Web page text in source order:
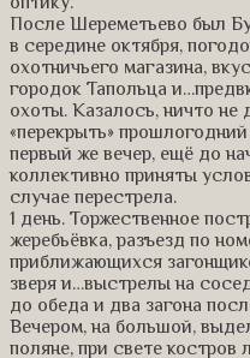
После Шереметьево был
в середине октября,
охотничьего магазина,
городок Тапольца
охоты. Казалось, ничто
«перекрыть»
первый же вечер, ещё до
коллективно приняты
случае перестрела.
1 день. Торжественное
жеребьёвка, разъезд по
приближающихся
зверя и…выстрелы на
до обеда и два загона
Вечером, на большой,
поляне, при свете